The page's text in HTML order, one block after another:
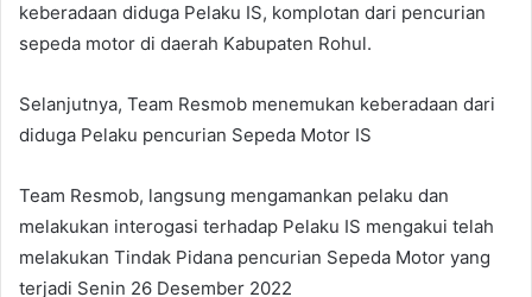
keberadaan diduga Pelaku IS, komplotan dari pencurian
sepeda motor di daerah Kabupaten Rohul.
Selanjutnya, Team Resmob menemukan keberadaan dari
diduga Pelaku pencurian Sepeda Motor IS
Team Resmob, langsung mengamankan pelaku dan
melakukan interogasi terhadap Pelaku IS mengakui telah
melakukan Tindak Pidana pencurian Sepeda Motor yang
terjadi Senin 26 Desember 2022